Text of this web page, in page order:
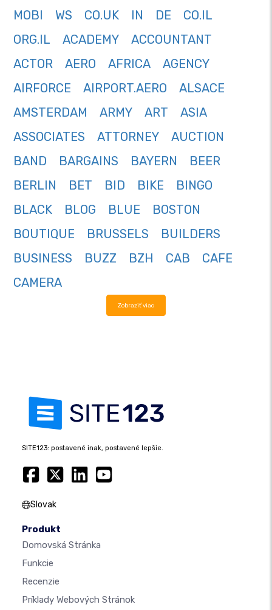
MOBI
WS CO.UK IN DE
CO.IL
ORG.IL
ACADEMY
ACCOUNTANT
ACTOR
AERO AFRICA
AGENCY
AIRFORCE
AIRPORT.AERO
ALSACE
AMSTERDAM
ARMY ART
ASIA
ASSOCIATES
ATTORNEY
AUCTION
BAND
BARGAINS BAYERN
BEER
BERLIN
BET BID BIKE
BINGO
BLACK
BLOG BLUE
BOSTON
BOUTIQUE
BRUSSELS
BUILDERS
BUSINESS
BUZZ BZH CAB
CAFE
CAMERA
Zobraziť viac
SITE123: postavené inak, postavené lepšie.
Slovak
Produkt
Domovská Stránka
Funkcie
Recenzie
Príklady Webových Stránok